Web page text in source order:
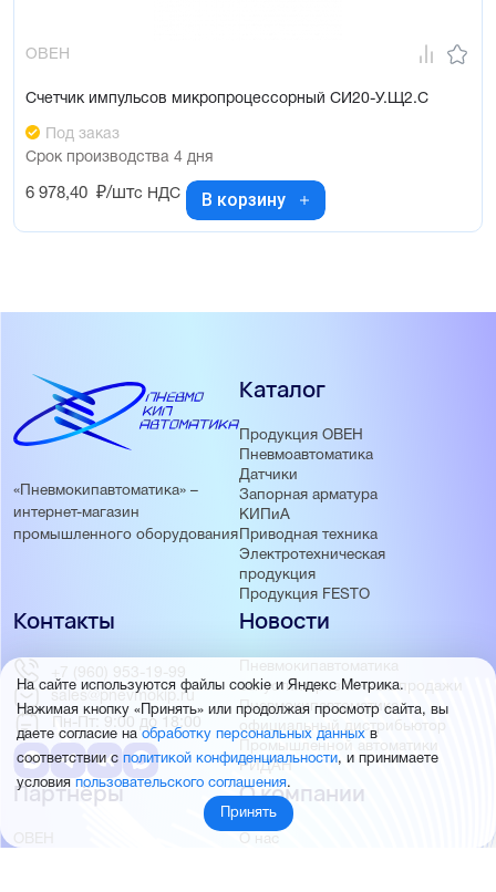
ОВЕН
Счетчик импульсов микропроцессорный СИ20-У.Щ2.С
Под заказ
Срок производства 4 дня
6 978,40 ₽/штс НДС В корзину
«Пневмокипавтоматика» –
интернет-магазин
промышленного оборудования
Каталог
Продукция ОВЕН
Пневмоавтоматика
Датчики
Запорная арматура
КИПиА
Приводная техника
Электротехническая
продукция
Продукция FESTO
Новости
Пневмокипавтоматика
запустила розничные продажи
Пневмокипавтоматика –
официальный дистрибьютор
Промышленной автоматики
РИДАН
Партнёры
ОВЕН
О компании
О нас
Контакты
+7 (960) 953-19-99
sales@pnevmokip.ru
Пн-Пт: 9:00 до 18:00
На сайте используются файлы cookie и Яндекс Метрика.
Нажимая кнопку «Принять» или продолжая просмотр сайта, вы
даете согласие наобработку персональных данных в
соответствии с политикой конфиденциальности, и принимаете
условия пользовательского соглашения.
Принять